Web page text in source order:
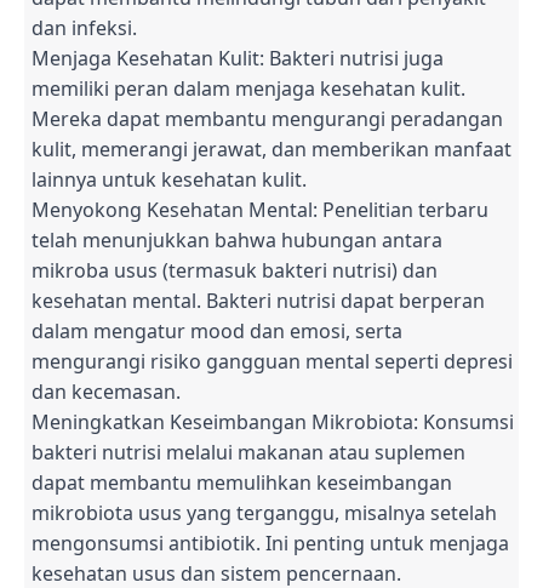
dan infeksi.
Menjaga Kesehatan Kulit: Bakteri nutrisi juga
memiliki peran dalam menjaga kesehatan kulit.
Mereka dapat membantu mengurangi peradangan
kulit, memerangi jerawat, dan memberikan manfaat
lainnya untuk kesehatan kulit.
Menyokong Kesehatan Mental: Penelitian terbaru
telah menunjukkan bahwa hubungan antara
mikroba usus (termasuk bakteri nutrisi) dan
kesehatan mental. Bakteri nutrisi dapat berperan
dalam mengatur mood dan emosi, serta
mengurangi risiko gangguan mental seperti depresi
dan kecemasan.
Meningkatkan Keseimbangan Mikrobiota: Konsumsi
bakteri nutrisi melalui makanan atau suplemen
dapat membantu memulihkan keseimbangan
mikrobiota usus yang terganggu, misalnya setelah
mengonsumsi antibiotik. Ini penting untuk menjaga
kesehatan usus dan sistem pencernaan.